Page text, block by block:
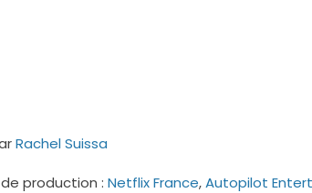
Rachel Suissa
production :Netflix France,Autopilot